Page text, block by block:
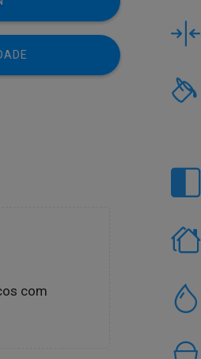
com